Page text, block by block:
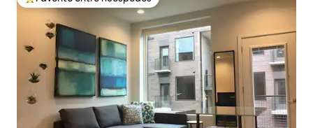
Favorito entre huéspedes preferido